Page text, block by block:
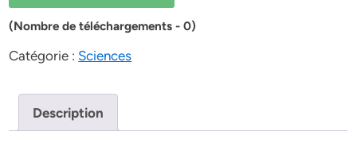
(Nombre de téléchargements - 0)
Catégorie : Sciences
Description